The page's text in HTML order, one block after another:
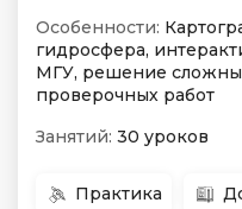
Особенности:
гидросфера,
МГУ, решение
проверочных работ
Занятий: 30 уроков
Практика